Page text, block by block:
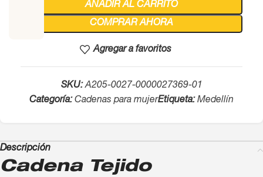
AÑADIR AL CARRITO
COMPRAR AHORA
Agregar a favoritos
SKU:A205-0027-0000027369-01
Categoría: Cadenas para mujerEtiqueta: Medellín
Descripción
Cadena Tejido